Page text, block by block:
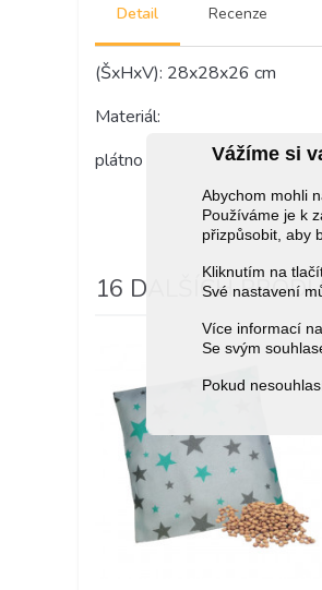
Vážíme si
Abychom mohli
Používáme je k
přizpůsobit, aby
Kliknutím na
Své nastavení
Více informací
Se svým
Pokud
Detail Recenze
(ŠxHxV): 28x28x26 cm
Materiál:
plátno
16 DALŠÍCH